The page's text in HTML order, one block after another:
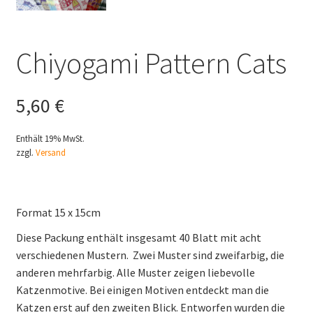
Chiyogami Pattern Cats
5,60 €
Enthält 19% MwSt.
zzgl. Versand
Format 15 x 15cm
Diese Packung enthält insgesamt 40 Blatt mit acht
verschiedenen Mustern. Zwei Muster sind zweifarbig, die
anderen mehrfarbig. Alle Muster zeigen liebevolle
Katzenmotive. Bei einigen Motiven entdeckt man die
Katzen erst auf den zweiten Blick. Entworfen wurden die